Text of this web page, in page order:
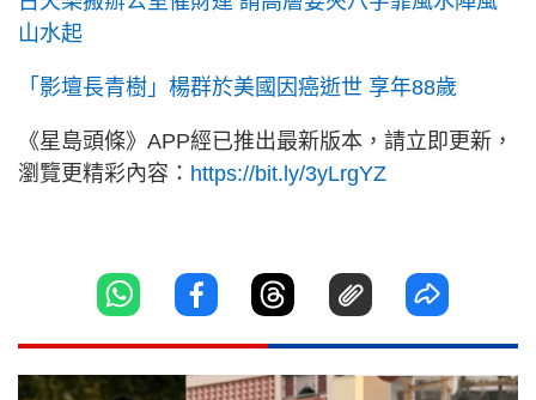
山水起
「影壇長青樹」楊群於美國因癌逝世 享年88歲
《星島頭條》APP經已推出最新版本，請立即更新，
瀏覽更精彩內容： https://bit.ly/3yLrgYZ